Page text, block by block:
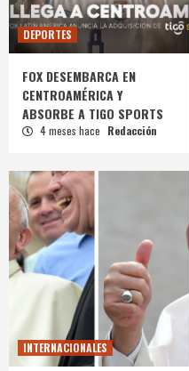
DEPORTES
FOX DESEMBARCA EN
CENTROAMÉRICA Y
ABSORBE A TIGO SPORTS
4 meses hace Redacción
INTERNACIONALES